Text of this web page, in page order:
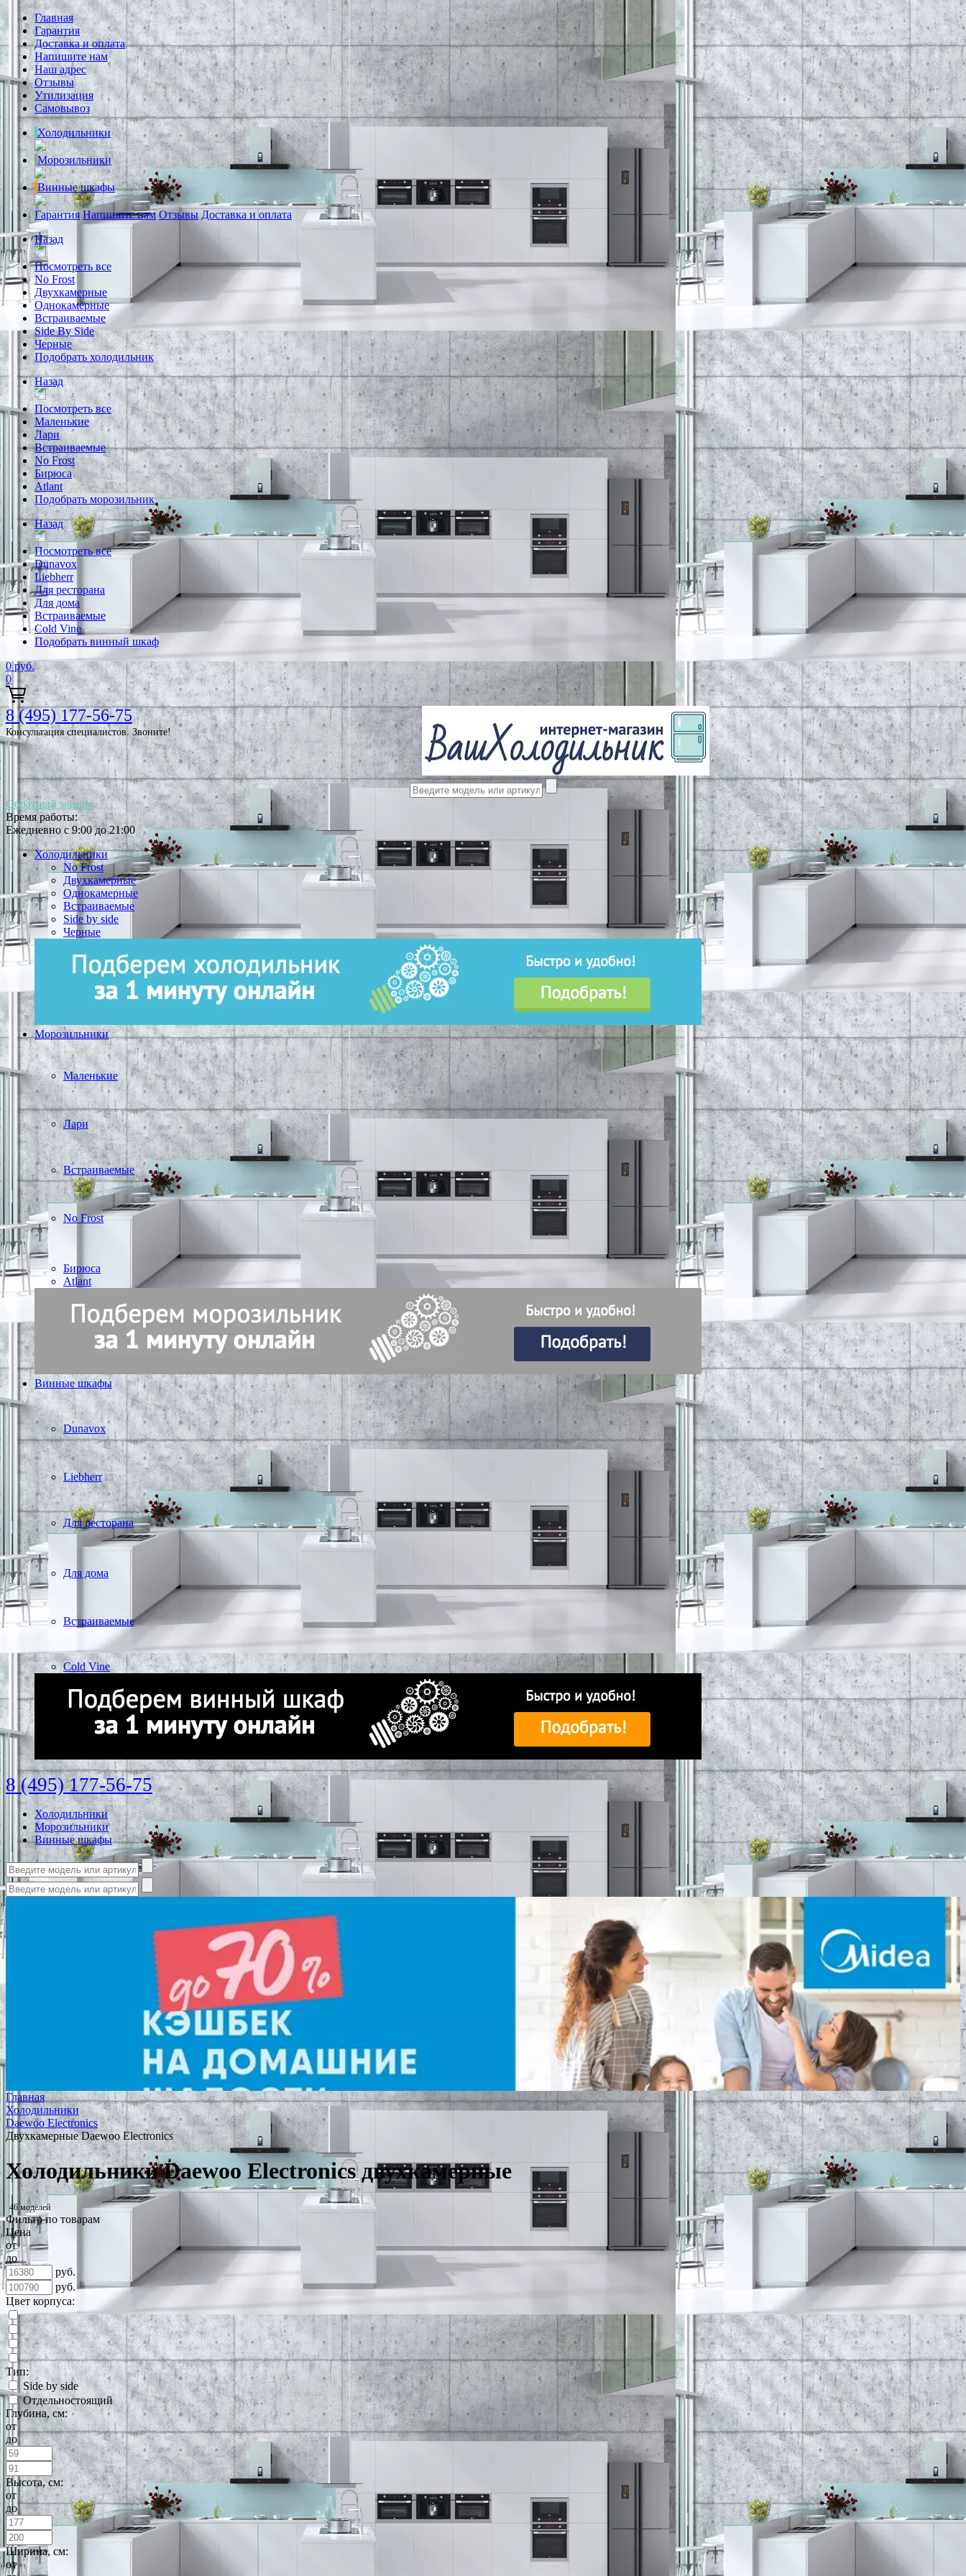
Главная
Гарантия
Доставка и оплата
Напишите нам
Наш адрес
Отзывы
Утилизация
Самовывоз
Холодильники
Морозильники
Винные шкафы
Гарантия Напишите нам Отзывы Доставка и оплата
Назад
Посмотреть все
No Frost
Двухкамерные
Однокамерные
Встраиваемые
Side By Side
Черные
Подобрать холодильник
Назад
Посмотреть все
Маленькие
Лари
Встраиваемые
No Frost
Бирюса
Atlant
Подобрать морозильник
Назад
Посмотреть все
Dunavox
Liebherr
Для ресторана
Для дома
Встраиваемые
Cold Vine
Подобрать винный шкаф
0 руб.
0
8 (495) 177-56-75
Консультация специалистов. Звоните!
Обратный звонок
Время работы:
Ежедневно с 9:00 до 21:00
Холодильники
No Frost
Двухкамерные
Однокамерные
Встраиваемые
Side by side
Черные
Морозильники
Маленькие
Лари
Встраиваемые
No Frost
Бирюса
Atlant
Винные шкафы
Dunavox
Liebherr
Для ресторана
Для дома
Встраиваемые
Cold Vine
8 (495) 177-56-75
Холодильники
Морозильники
Винные шкафы
Главная
Холодильники
Daewoo Electronics
Двухкамерные Daewoo Electronics
Холодильники Daewoo Electronics двухкамерные
46 моделей
Фильтр по товарам
Цена
от
до
руб.
руб.
Цвет корпуса:
Тип:
Side by side
Отдельностоящий
Глубина, см:
от
до
Высота, см:
от
до
Ширина, см:
от